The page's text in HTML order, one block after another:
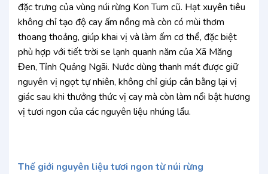
đặc trưng của vùng núi rừng Kon Tum cũ. Hạt xuyên tiêu
không chỉ tạo độ cay ấm nồng mà còn có mùi thơm
thoang thoảng, giúp khai vị và làm ấm cơ thể, đặc biệt
phù hợp với tiết trời se lạnh quanh năm của Xã Măng
Đen, Tỉnh Quảng Ngãi. Nước dùng thanh mát được giữ
nguyên vị ngọt tự nhiên, không chỉ giúp cân bằng lại vị
giác sau khi thưởng thức vị cay mà còn làm nổi bật hương
vị tươi ngon của các nguyên liệu nhúng lẩu.
Thế giới nguyên liệu tươi ngon từ núi rừng